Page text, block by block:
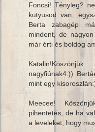
Foncsi! Tényleg?
kutyusod van,
Berta zabagép
mindent, de
már érti és boldog
nagyfiúnak4:))
mint egy
Meecee!
pihentetés, de ha
a leveleket, hogy